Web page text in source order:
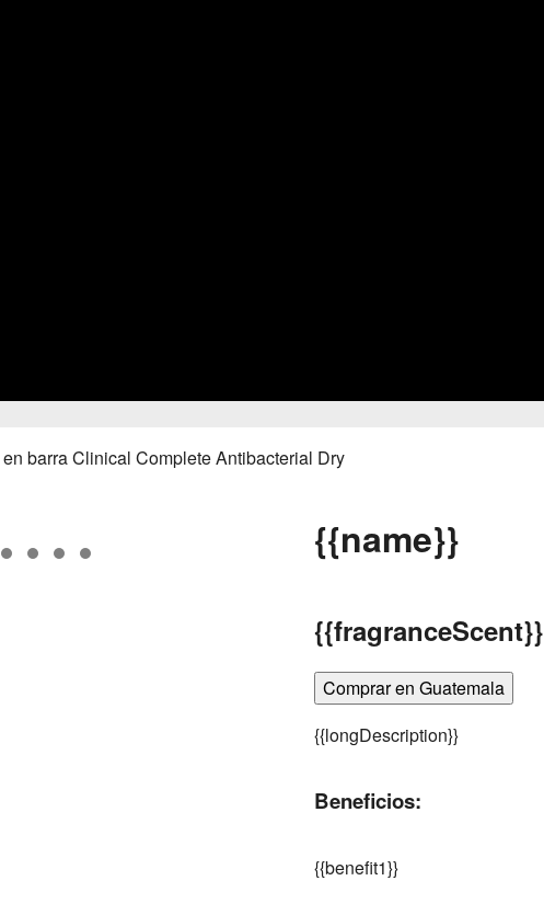
barra Clinical Complete Antibacterial Dry
{{name}}
{{fragranceScent}}
Comprar en Guatemala
{{longDescription}}
Beneficios:
{{benefit1}}